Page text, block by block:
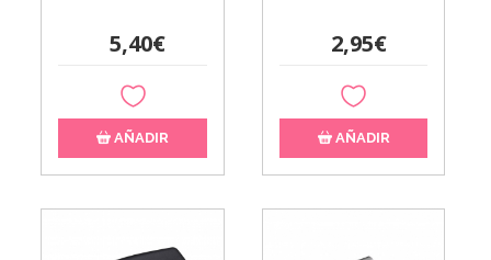
5,40€
AÑADIR
2,95€
AÑADIR